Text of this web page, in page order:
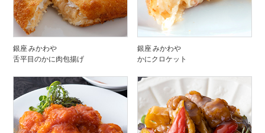
銀座 みかわや
舌平目のかに肉包揚げ
銀座 みかわや
かにクロケット